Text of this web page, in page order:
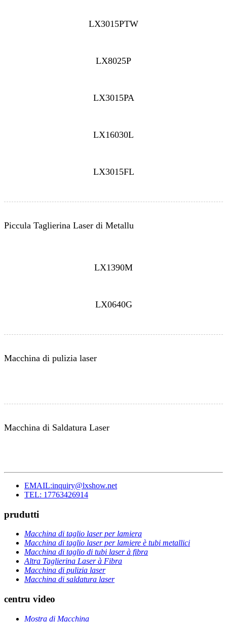
LX3015PTW
LX8025P
LX3015PA
LX16030L
LX3015FL
Piccula Taglierina Laser di Metallu
LX1390M
LX0640G
Macchina di pulizia laser
Macchina di Saldatura Laser
EMAIL:inquiry@lxshow.net
TEL: 17763426914
prudutti
Macchina di taglio laser per lamiera
Macchina di taglio laser per lamiere è tubi metallici
Macchina di taglio di tubi laser à fibra
Altra Taglierina Laser à Fibra
Macchina di pulizia laser
Macchina di saldatura laser
centru video
Mostra di Macchina